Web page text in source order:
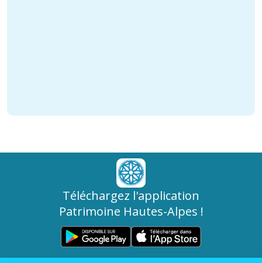
Téléchargez l'application
Patrimoine Hautes-Alpes !